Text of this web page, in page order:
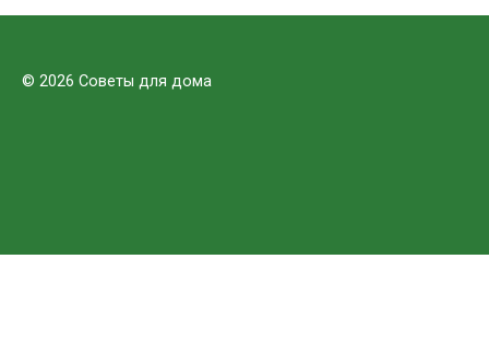
© 2026 Советы для дома